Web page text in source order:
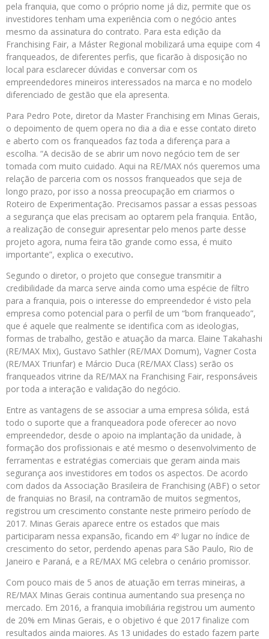
pela franquia, que como o próprio nome já diz, permite que os
investidores tenham uma experiência com o negócio antes
mesmo da assinatura do contrato. Para esta edição da
Franchising Fair, a Máster Regional mobilizará uma equipe com 4
franqueados, de diferentes perfis, que ficarão à disposição no
local para esclarecer dúvidas e conversar com os
empreendedores mineiros interessados na marca e no modelo
diferenciado de gestão que ela apresenta.
Para Pedro Pote, diretor da Master Franchising em Minas Gerais,
o depoimento de quem opera no dia a dia e esse contato direto
e aberto com os franqueados faz toda a diferença para a
escolha. “A decisão de se abrir um novo negócio tem de ser
tomada com muito cuidado. Aqui na RE/MAX nós queremos uma
relação de parceria com os nossos franqueados que seja de
longo prazo, por isso a nossa preocupação em criarmos o
Roteiro de Experimentação. Precisamos passar a essas pessoas
a segurança que elas precisam ao optarem pela franquia. Então,
a realização de conseguir apresentar pelo menos parte desse
projeto agora, numa feira tão grande como essa, é muito
importante”, explica o executivo.
Segundo o diretor, o projeto que consegue transmitir a
credibilidade da marca serve ainda como uma espécie de filtro
para a franquia, pois o interesse do empreendedor é visto pela
empresa como potencial para o perfil de um “bom franqueado”,
que é aquele que realmente se identifica com as ideologias,
formas de trabalho, gestão e atuação da marca. Elaine Takahashi
(RE/MAX Mix), Gustavo Sathler (RE/MAX Domum), Vagner Costa
(RE/MAX Triunfar) e Márcio Duca (RE/MAX Class) serão os
franqueados vitrine da RE/MAX na Franchising Fair, responsáveis
por toda a interação e validação do negócio.
Entre as vantagens de se associar a uma empresa sólida, está
todo o suporte que a franqueadora pode oferecer ao novo
empreendedor, desde o apoio na implantação da unidade, à
formação dos profissionais e até mesmo o desenvolvimento de
ferramentas e estratégias comerciais que geram ainda mais
segurança aos investidores em todos os aspectos. De acordo
com dados da Associação Brasileira de Franchising (ABF) o setor
de franquias no Brasil, na contramão de muitos segmentos,
registrou um crescimento constante neste primeiro período de
2017. Minas Gerais aparece entre os estados que mais
participaram nessa expansão, ficando em 4º lugar no índice de
crescimento do setor, perdendo apenas para São Paulo, Rio de
Janeiro e Paraná, e a RE/MAX MG celebra o cenário promissor.
Com pouco mais de 5 anos de atuação em terras mineiras, a
RE/MAX Minas Gerais continua aumentando sua presença no
mercado. Em 2016, a franquia imobiliária registrou um aumento
de 20% em Minas Gerais, e o objetivo é que 2017 finalize com
resultados ainda maiores. As 13 unidades do estado fazem parte